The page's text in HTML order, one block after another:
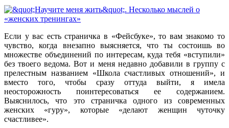
Если у вас есть страничка в «Фейсбуке», то вам знакомо то
чувство, когда внезапно выясняется, что ты состоишь во
множестве объединений по интересам, куда тебя «вступили»
без твоего ведома. Вот и меня недавно добавили в группу с
прелестным названием «Школа счастливых отношений», и
вместо того, чтобы сразу оттуда выйти, я имела
неосторожность поинтересоваться ее содержанием.
Выяснилось, что это страничка одного из современных
женских «гуру», которые «делают женщин чуточку
счастливее».